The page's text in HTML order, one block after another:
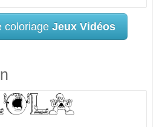
coloriage Jeux Vidéos